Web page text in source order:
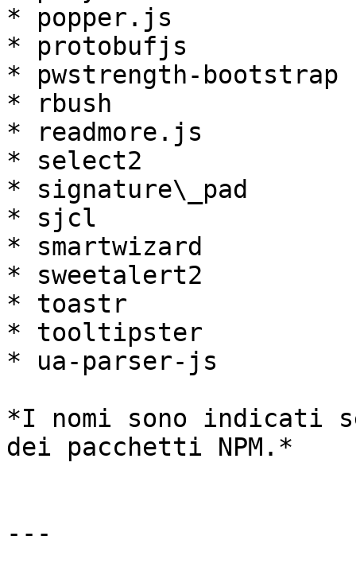
* popper.js
* protobufjs
* pwstrength-bootstrap
* rbush
* readmore.js
* select2
* signature\_pad
* sjcl
* smartwizard
* sweetalert2
* toastr
* tooltipster
* ua-parser-js
*I nomi sono indicati
dei pacchetti NPM.*
---